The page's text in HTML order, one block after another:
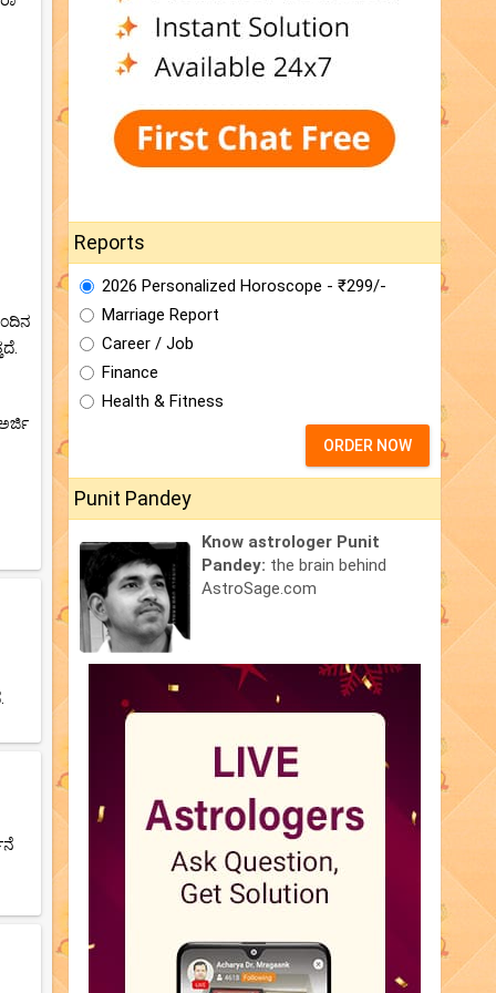
Reports
2026 Personalized Horoscope - ₹299/-
Marriage Report
Career / Job
Finance
Health & Fitness
ORDER NOW
Punit Pandey
Know astrologer Punit
Pandey: the brain behind
AstroSage.com